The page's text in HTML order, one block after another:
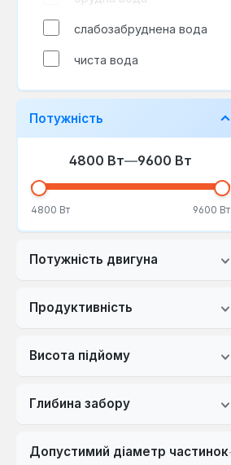
слабозабруднена вода
чиста вода
Потужність
4800 Вт—9600 Вт
4800 Вт 9600 Вт
Потужність двигуна
Продуктивність
Висота підйому
Глибина забору
Допустимий діаметр частинок